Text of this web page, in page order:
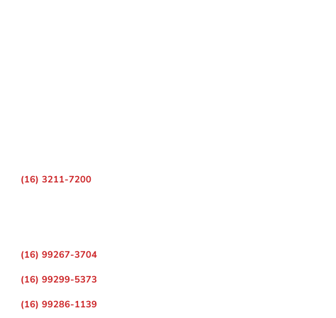
(16) 3211-7200
(16) 99267-3704
(16) 99299-5373
(16) 99286-1139